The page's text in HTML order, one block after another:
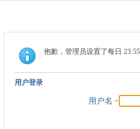
抱歉，管理员设置了每日
用户登录
用户名